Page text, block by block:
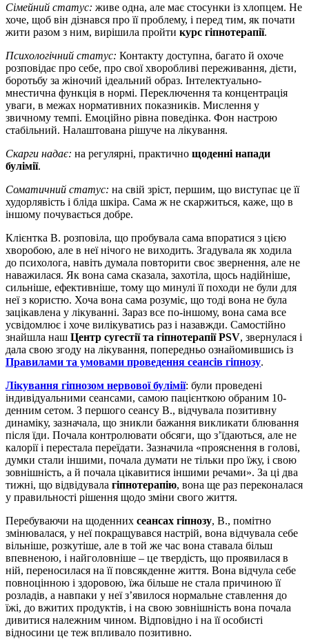
Сімейний статус: живе одна, але має стосунки із хлопцем. Не
хоче, щоб він дізнався про її проблему, і перед тим, як почати
жити разом з ним, вирішила пройти курс гіпнотерапії.
Психологічний статус: Контакту доступна, багато й охоче
розповідає про себе, про свої хворобливі переживання, дієти,
боротьбу за жіночий ідеальний образ. Інтелектуально-
мнестична функція в нормі. Переключення та концентрація
уваги, в межах нормативних показників. Мислення у
звичному темпі. Емоційно рівна поведінка. Фон настрою
стабільний. Налаштована рішуче на лікування.
Скарги надає: на регулярні, практично щоденні напади
булімії.
Соматичний статус: на свій зріст, першим, що виступає це її
худорлявість і бліда шкіра. Сама ж не скаржиться, каже, що в
іншому почувається добре.
Клієнтка В. розповіла, що пробувала сама впоратися з цією
хворобою, але в неї нічого не виходить. Згадувала як ходила
до психолога, навіть думала повторити своє звернення, але не
наважилася. Як вона сама сказала, захотіла, щось надійніше,
сильніше, ефективніше, тому що минулі її походи не були для
неї з користю. Хоча вона сама розуміє, що тоді вона не була
зацікавлена ​​у лікуванні. Зараз все по-іншому, вона сама все
усвідомлює і хоче вилікуватись раз і назавжди. Самостійно
знайшла наш Центр сугестії та гіпнотерапії PSV, звернулася і
дала свою згоду на лікування, попередньо ознайомившись із
Правилами та умовами проведення сеансів гіпнозу.
Лікування гіпнозом нервової булімії: були проведені
індивідуальними сеансами, самою пацієнткою обраним 10-
денним сетом. З першого сеансу В., відчувала позитивну
динаміку, зазначала, що зникли бажання викликати блювання
після їди. Почала контролювати обсяги, що з’їдаються, але не
калорії і перестала переїдати. Зазначила «прояснення в голові,
думки стали іншими, почала думати не тільки про їжу, і свою
зовнішність, а й почала цікавитися іншими речами». За ці два
тижні, що відвідувала гіпнотерапію, вона ще раз переконалася
у правильності рішення щодо зміни свого життя.
Перебуваючи на щоденних сеансах гіпнозу, В., помітно
змінювалася, у неї покращувався настрій, вона відчувала себе
вільніше, розкутіше, але в той же час вона ставала більш
впевненою, і найголовніше – це твердість, що проявилася в
ній, переносилася на її повсякденне життя. Вона відчула себе
повноцінною і здоровою, їжа більше не стала причиною її
розладів, а навпаки у неї з’явилося нормальне ставлення до
їжі, до вжитих продуктів, і на свою зовнішність вона почала
дивитися належним чином. Відповідно і на її особисті
відносини це теж впливало позитивно.